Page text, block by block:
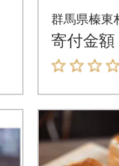
群馬県榛東
寄付金額